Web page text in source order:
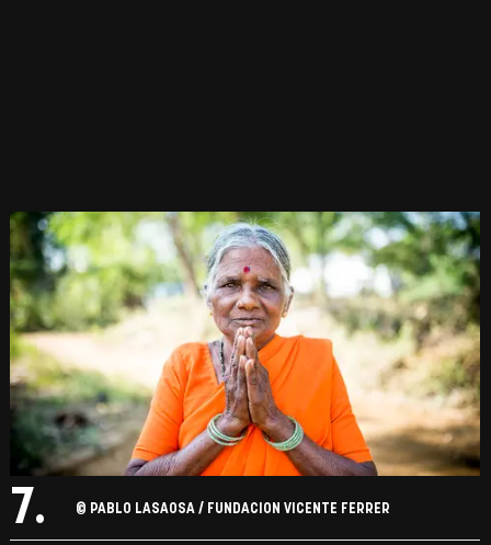
7. © PABLO LASAOSA / FUNDACION VICENTE FERRER